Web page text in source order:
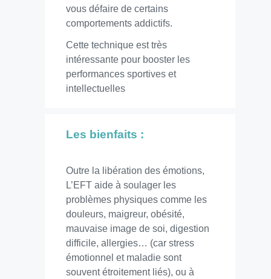
vous défaire de certains
comportements addictifs.
Cette technique est très
intéressante pour booster les
performances sportives et
intellectuelles
Les bienfaits :
Outre la libération des émotions,
L’EFT aide à soulager les
problèmes physiques comme les
douleurs, maigreur, obésité,
mauvaise image de soi, digestion
difficile, allergies… (car stress
émotionnel et maladie sont
souvent étroitement liés), ou à